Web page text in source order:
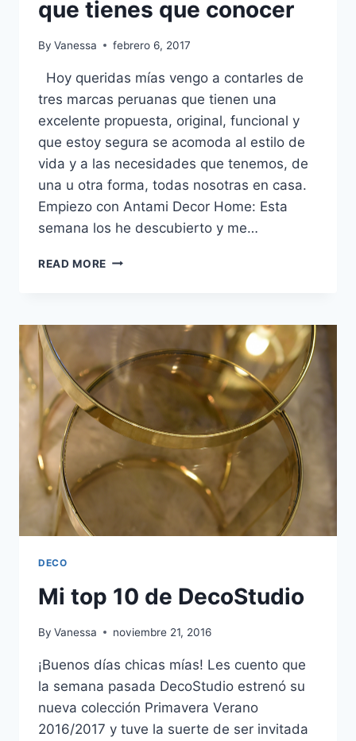
que tienes que conocer
By Vanessa febrero 6, 2017
Hoy queridas mías vengo a contarles de
tres marcas peruanas que tienen una
excelente propuesta, original, funcional y
que estoy segura se acomoda al estilo de
vida y a las necesidades que tenemos, de
una u otra forma, todas nosotras en casa.
Empiezo con Antami Decor Home: Esta
semana los he descubierto y me…
READ MORE 3
DECORACIÓN
MUEBLES
QUE
TIENES
QUE
CONOCER
DECO
Mi top 10 de DecoStudio
By Vanessa noviembre 21, 2016
¡Buenos días chicas mías! Les cuento que
la semana pasada DecoStudio estrenó su
nueva colección Primavera Verano
2016/2017 y tuve la suerte de ser invitada